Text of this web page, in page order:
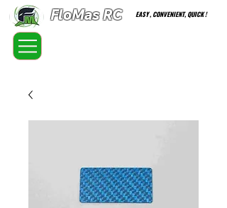
FloMas RC EASY , CONVENIENT, QUICK !